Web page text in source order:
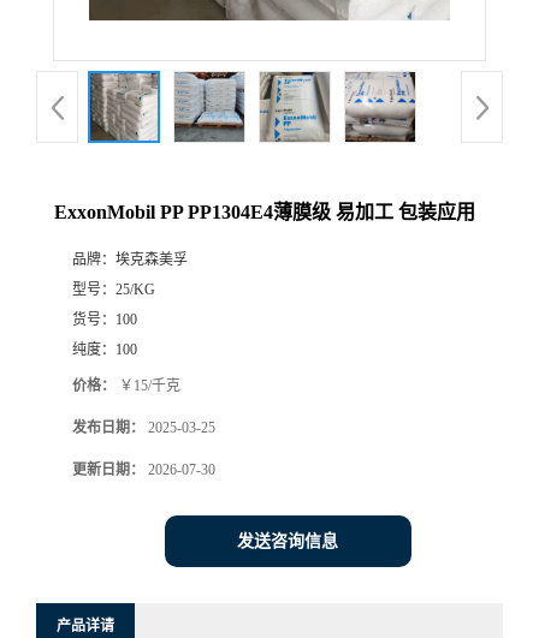
ExxonMobil PP PP1304E4薄膜级 易加工 包装应用
品牌： 埃克森美孚
型号： 25/KG
货号： 100
纯度： 100
价格： ￥15/千克
发布日期： 2025-03-25
更新日期： 2026-07-30
发送咨询信息
产品详请